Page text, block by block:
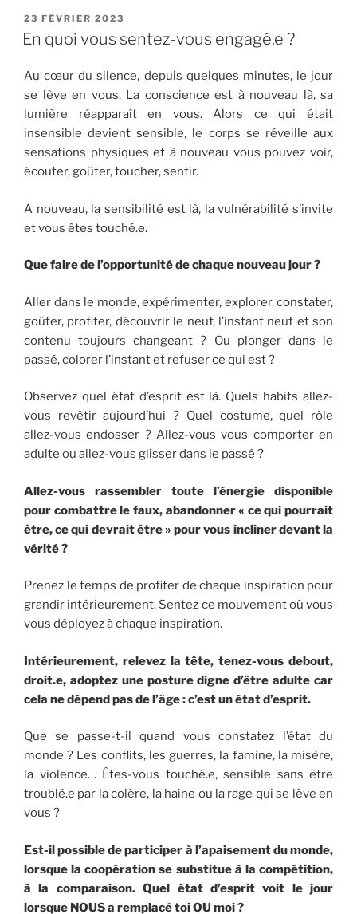
23 FÉVRIER 2023
En quoi vous sentez-vous engagé.e ?
Au cœur du silence, depuis quelques minutes, le jour
se lève en vous. La conscience est à nouveau là, sa
lumière réapparaît en vous. Alors ce qui était
insensible devient sensible, le corps se réveille aux
sensations physiques et à nouveau vous pouvez voir,
écouter, goûter, toucher, sentir.
A nouveau, la sensibilité est là, la vulnérabilité s’invite
et vous êtes touché.e.
Que faire de l’opportunité de chaque nouveau jour ?
Aller dans le monde, expérimenter, explorer, constater,
goûter, profiter, découvrir le neuf, l’instant neuf et son
contenu toujours changeant ? Ou plonger dans le
passé, colorer l’instant et refuser ce qui est ?
Observez quel état d’esprit est là. Quels habits allez-
vous revêtir aujourd’hui ? Quel costume, quel rôle
allez-vous endosser ? Allez-vous vous comporter en
adulte ou allez-vous glisser dans le passé ?
Allez-vous rassembler toute l’énergie disponible
pour combattre le faux, abandonner « ce qui pourrait
être, ce qui devrait être » pour vous incliner devant la
vérité ?
Prenez le temps de profiter de chaque inspiration pour
grandir intérieurement. Sentez ce mouvement où vous
vous déployez à chaque inspiration.
Intérieurement, relevez la tête, tenez-vous debout,
droit.e, adoptez une posture digne d’être adulte car
cela ne dépend pas de l’âge : c’est un état d’esprit.
Que se passe-t-il quand vous constatez l’état du
monde ? Les conflits, les guerres, la famine, la misère,
la violence… Êtes-vous touché.e, sensible sans être
troublé.e par la colère, la haine ou la rage qui se lève en
vous ?
Est-il possible de participer à l’apaisement du monde,
lorsque la coopération se substitue à la compétition,
à la comparaison. Quel état d’esprit voit le jour
lorsque NOUS a remplacé toi OU moi ?